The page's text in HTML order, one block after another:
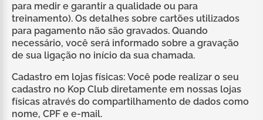
para medir e garantir a qualidade ou para
treinamento). Os detalhes sobre cartões utilizados
para pagamento não são gravados. Quando
necessário, você será informado sobre a gravação
de sua ligação no início da sua chamada.
Cadastro em lojas físicas: Você pode realizar o seu
cadastro no Kop Club diretamente em nossas lojas
físicas através do compartilhamento de dados como
nome, CPF e e-mail.